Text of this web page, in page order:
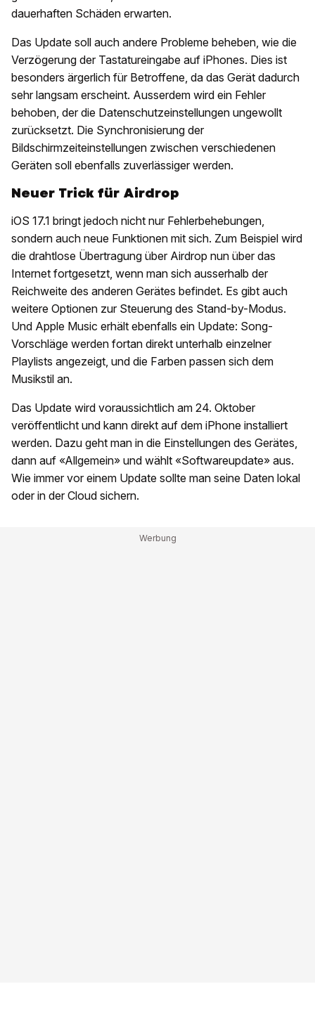
dauerhaften Schäden erwarten.
Das Update soll auch andere Probleme beheben, wie die
Verzögerung der Tastatureingabe auf iPhones. Dies ist
besonders ärgerlich für Betroffene, da das Gerät dadurch
sehr langsam erscheint. Ausserdem wird ein Fehler
behoben, der die Datenschutzeinstellungen ungewollt
zurücksetzt. Die Synchronisierung der
Bildschirmzeiteinstellungen zwischen verschiedenen
Geräten soll ebenfalls zuverlässiger werden.
Neuer Trick für Airdrop
iOS 17.1 bringt jedoch nicht nur Fehlerbehebungen,
sondern auch neue Funktionen mit sich. Zum Beispiel wird
die drahtlose Übertragung über Airdrop nun über das
Internet fortgesetzt, wenn man sich ausserhalb der
Reichweite des anderen Gerätes befindet. Es gibt auch
weitere Optionen zur Steuerung des Stand-by-Modus.
Und Apple Music erhält ebenfalls ein Update: Song-
Vorschläge werden fortan direkt unterhalb einzelner
Playlists angezeigt, und die Farben passen sich dem
Musikstil an.
Das Update wird voraussichtlich am 24. Oktober
veröffentlicht und kann direkt auf dem iPhone installiert
werden. Dazu geht man in die Einstellungen des Gerätes,
dann auf «Allgemein» und wählt «Softwareupdate» aus.
Wie immer vor einem Update sollte man seine Daten lokal
oder in der Cloud sichern.